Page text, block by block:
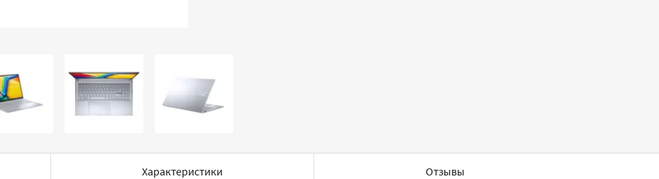
Характеристики Отзывы